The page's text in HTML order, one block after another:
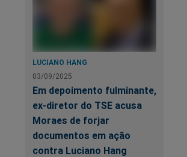
LUCIANO HANG
03/09/2025
Em depoimento fulminante,
ex-diretor do TSE acusa
Moraes de forjar
documentos em ação
contra Luciano Hang